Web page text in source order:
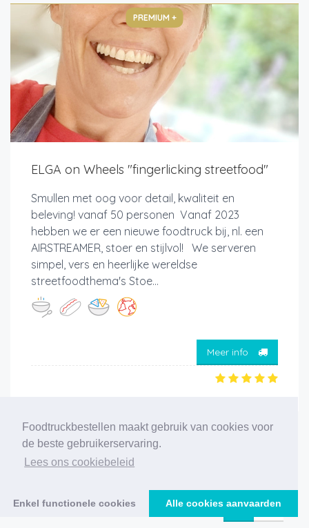
Foodtruckbestellen maakt gebruik van cookies voor
de beste gebruikerservaring.
Lees ons cookiebeleid
Enkel functionele cookies Alle cookies aanvaarden
PREMIUM +
ELGA on Wheels "fingerlicking streetfood"
Smullen met oog voor detail, kwaliteit en
beleving! vanaf 50 personen Vanaf 2023
hebben we er een nieuwe foodtruck bij, nl. een
AIRSTREAMER, stoer en stijlvol! We serveren
simpel, vers en heerlijke wereldse
streetfoodthema's Stoe...
Meer info
1 2 3 4 5 6
206 foodtrucks gevonden